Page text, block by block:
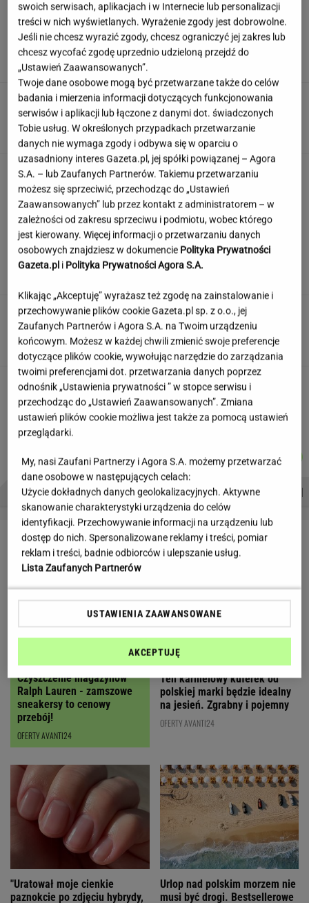
Wachowicz wraz z Kurzopkami
pożegnała się z "halo tu polsat". Mówi o
zaskoczeniu
MARCIN WOLNIAK
Nowe informacje o mężczyźnie spod Śnieżki.
To Polak
Quiz tylko dla orłów? 90% z was nie zgarnie
maksa w Szybkiej Piątce
Jeden wakacyjny nawyk może mieć
nieprzyjemne konsekwencje. Też tak robisz?
MATERIAŁ PROMOCYJNY
Partnerka Litewki po jego
śmierci: Niektórzy zlecieli się jak sępy
SUBSKRYPCJA
20 lat temu pokazali, że w Polsce też można
zrobić "Amerykę"
MARTA KORYCKA
Autorzy:
TRELA
MAIKOWSKI
KIEDROWSKI
KORYCKA
PROBLEMY POLSKICH SIATKARZY ZNAK Z '30' WISŁAWA SZYMBORSKA
LETNIE OKAZJE
Czyszczenie magazynów
Ralph Lauren - zamszowe
sneakersy to cenowy
przebój!
OFERTY AVANTI24
Ten karmelowy kuferek od
polskiej marki będzie idealny
na jesień. Zgrabny i pojemny
OFERTY AVANTI24
"Uratował moje cienkie
paznokcie po zdjęciu hybrydy,
Urlop nad polskim morzem nie
musi być drogi. Bestsellerowe
swoich serwisach, aplikacjach i w Internecie lub personalizacji
treści w nich wyświetlanych. Wyrażenie zgody jest dobrowolne.
Jeśli nie chcesz wyrazić zgody, chcesz ograniczyć jej zakres lub
chcesz wycofać zgodę uprzednio udzieloną przejdź do
„Ustawień Zaawansowanych”.
Twoje dane osobowe mogą być przetwarzane także do celów
badania i mierzenia informacji dotyczących funkcjonowania
serwisów i aplikacji lub łączone z danymi dot. świadczonych
Tobie usług. W określonych przypadkach przetwarzanie
danych nie wymaga zgody i odbywa się w oparciu o
uzasadniony interes Gazeta.pl, jej spółki powiązanej – Agora
S.A. – lub Zaufanych Partnerów. Takiemu przetwarzaniu
możesz się sprzeciwić, przechodząc do „Ustawień
Zaawansowanych” lub przez kontakt z administratorem – w
zależności od zakresu sprzeciwu i podmiotu, wobec którego
jest kierowany. Więcej informacji o przetwarzaniu danych
osobowych znajdziesz w dokumencie Polityka Prywatności
Gazeta.pl i Polityka Prywatności Agora S.A.
Klikając „Akceptuję” wyrażasz też zgodę na zainstalowanie i
przechowywanie plików cookie Gazeta.pl sp. z o.o., jej
Zaufanych Partnerów i Agora S.A. na Twoim urządzeniu
końcowym. Możesz w każdej chwili zmienić swoje preferencje
dotyczące plików cookie, wywołując narzędzie do zarządzania
twoimi preferencjami dot. przetwarzania danych poprzez
odnośnik „Ustawienia prywatności ” w stopce serwisu i
przechodząc do „Ustawień Zaawansowanych”. Zmiana
ustawień plików cookie możliwa jest także za pomocą ustawień
przeglądarki.
My, nasi Zaufani Partnerzy i Agora S.A. możemy przetwarzać
dane osobowe w następujących celach:
Użycie dokładnych danych geolokalizacyjnych. Aktywne
skanowanie charakterystyki urządzenia do celów
identyfikacji. Przechowywanie informacji na urządzeniu lub
dostęp do nich. Spersonalizowane reklamy i treści, pomiar
reklam i treści, badnie odbiorców i ulepszanie usług.
Lista Zaufanych Partnerów
USTAWIENIA ZAAWANSOWANE
AKCEPTUJĘ